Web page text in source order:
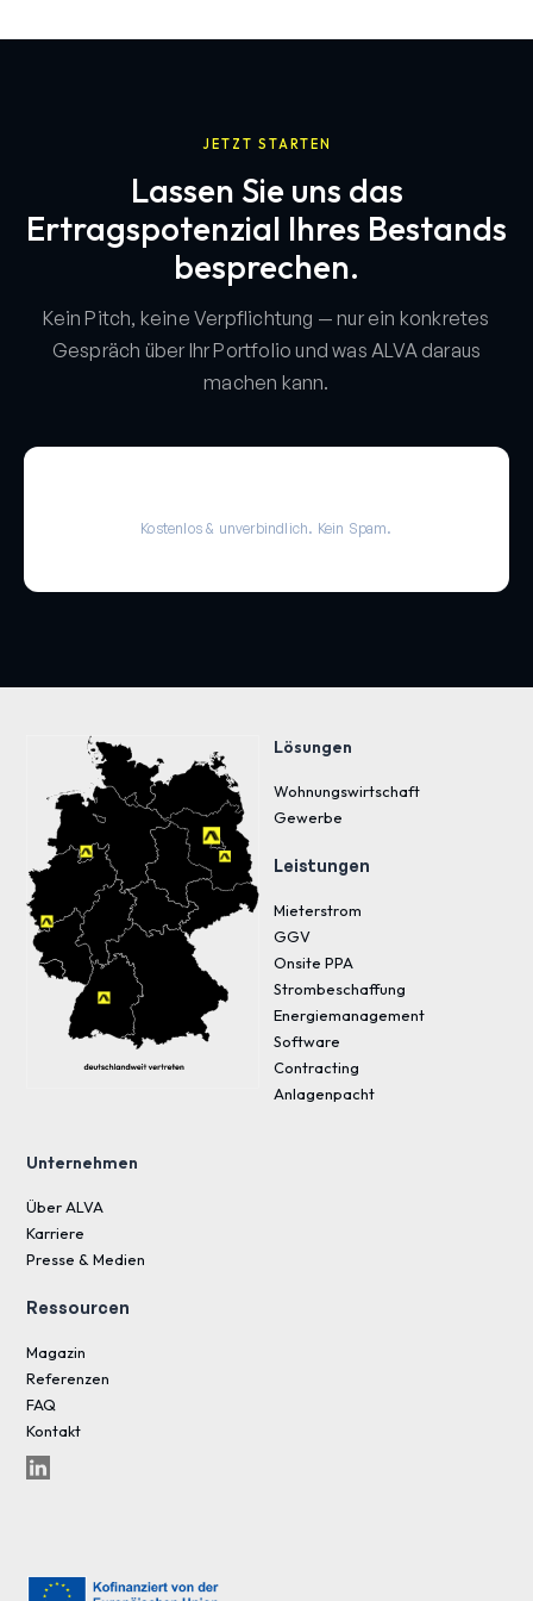
JETZT STARTEN
Lassen Sie uns das
Ertragspotenzial Ihres Bestands
besprechen.
Kein Pitch, keine Verpflichtung — nur ein konkretes
Gespräch über Ihr Portfolio und was ALVA daraus
machen kann.
Kostenlos & unverbindlich. Kein Spam.
Lösungen
Wohnungswirtschaft
Gewerbe
Leistungen
Mieterstrom
GGV
Onsite PPA
Strombeschaffung
Energiemanagement
Software
Contracting
Anlagenpacht
Unternehmen
Über ALVA
Karriere
Presse & Medien
Ressourcen
Magazin
Referenzen
FAQ
Kontakt